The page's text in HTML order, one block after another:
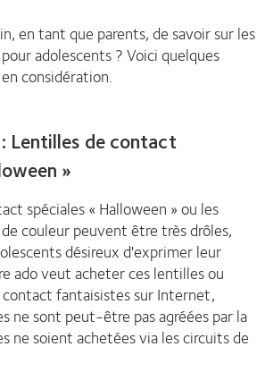
en tant que parents, de savoir sur les
adolescents ? Voici quelques
considération.
Lentilles de contact
»
spéciales « Halloween » ou les
couleur peuvent être très drôles,
désireux d'exprimer leur
ado veut acheter ces lentilles ou
fantaisistes sur Internet,
ne sont peut-être pas agréées par la
ne soient achetées via les circuits de